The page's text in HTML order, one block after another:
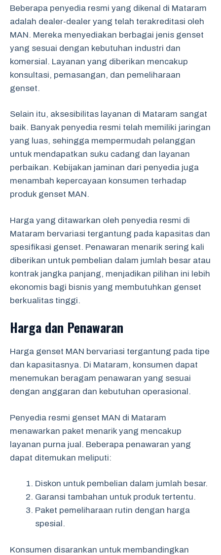
Beberapa penyedia resmi yang dikenal di Mataram
adalah dealer-dealer yang telah terakreditasi oleh
MAN. Mereka menyediakan berbagai jenis genset
yang sesuai dengan kebutuhan industri dan
komersial. Layanan yang diberikan mencakup
konsultasi, pemasangan, dan pemeliharaan
genset.
Selain itu, aksesibilitas layanan di Mataram sangat
baik. Banyak penyedia resmi telah memiliki jaringan
yang luas, sehingga mempermudah pelanggan
untuk mendapatkan suku cadang dan layanan
perbaikan. Kebijakan jaminan dari penyedia juga
menambah kepercayaan konsumen terhadap
produk genset MAN.
Harga yang ditawarkan oleh penyedia resmi di
Mataram bervariasi tergantung pada kapasitas dan
spesifikasi genset. Penawaran menarik sering kali
diberikan untuk pembelian dalam jumlah besar atau
kontrak jangka panjang, menjadikan pilihan ini lebih
ekonomis bagi bisnis yang membutuhkan genset
berkualitas tinggi.
Harga dan Penawaran
Harga genset MAN bervariasi tergantung pada tipe
dan kapasitasnya. Di Mataram, konsumen dapat
menemukan beragam penawaran yang sesuai
dengan anggaran dan kebutuhan operasional.
Penyedia resmi genset MAN di Mataram
menawarkan paket menarik yang mencakup
layanan purna jual. Beberapa penawaran yang
dapat ditemukan meliputi:
Diskon untuk pembelian dalam jumlah besar.
Garansi tambahan untuk produk tertentu.
Paket pemeliharaan rutin dengan harga
spesial.
Konsumen disarankan untuk membandingkan